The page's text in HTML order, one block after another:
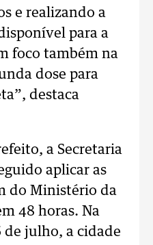
e realizando a
para a
foco também na
dose para
destaca
a Secretaria
aplicar as
do Ministério da
48 horas. Na
julho, a cidade